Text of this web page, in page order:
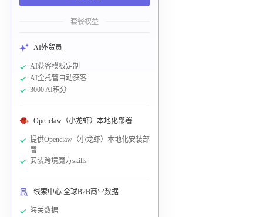
套餐权益
AI外贸员
AI获客模板定制
AI全托管自动获客
3000 AI积分
Openclaw（小龙虾）本地化部署
提供Openclaw（小龙虾）本地化安装部
署
安装跨境魔方skills
线索中心 全球B2B商业数据
海关数据